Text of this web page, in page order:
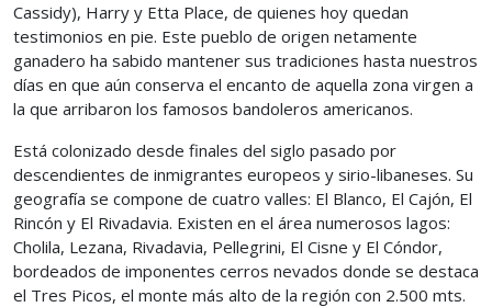
Cassidy), Harry y Etta Place, de quienes hoy quedan
testimonios en pie. Este pueblo de origen netamente
ganadero ha sabido mantener sus tradiciones hasta nuestros
días en que aún conserva el encanto de aquella zona virgen a
la que arribaron los famosos bandoleros americanos.
Está colonizado desde finales del siglo pasado por
descendientes de inmigrantes europeos y sirio-libaneses. Su
geografía se compone de cuatro valles: El Blanco, El Cajón, El
Rincón y El Rivadavia. Existen en el área numerosos lagos:
Cholila, Lezana, Rivadavia, Pellegrini, El Cisne y El Cóndor,
bordeados de imponentes cerros nevados donde se destaca
el Tres Picos, el monte más alto de la región con 2.500 mts.